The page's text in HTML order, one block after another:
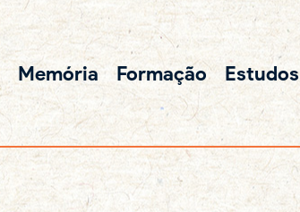
Memória Formação Estudos